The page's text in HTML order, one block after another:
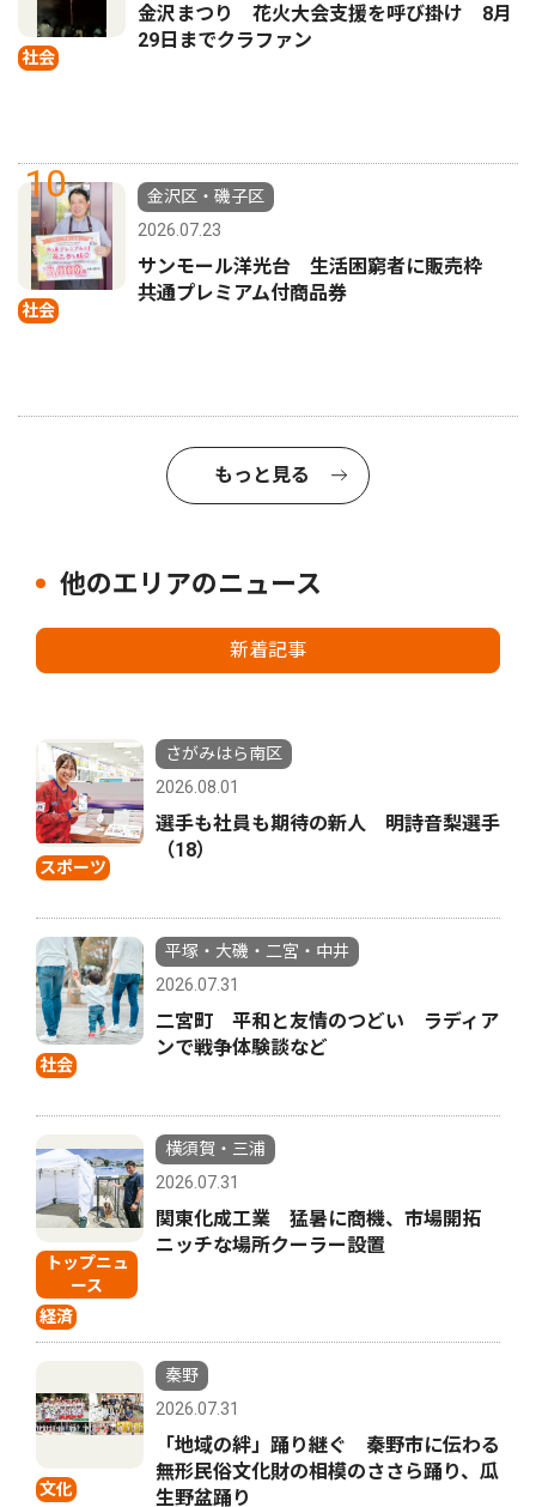
社会
金沢まつり 花火大会支援を呼び掛け 8月
29日までクラファン
10
社会
金沢区・磯子区
2026.07.23
サンモール洋光台 生活困窮者に販売枠
共通プレミアム付商品券
もっと見る
他のエリアのニュース
新着記事
スポーツ
さがみはら南区
2026.08.01
選手も社員も期待の新人 明詩音梨選手
（18）
社会
平塚・大磯・二宮・中井
2026.07.31
二宮町 平和と友情のつどい ラディア
ンで戦争体験談など
トップニュ
ース
経済
横須賀・三浦
2026.07.31
関東化成工業 猛暑に商機、市場開拓
ニッチな場所クーラー設置
文化
秦野
2026.07.31
「地域の絆」踊り継ぐ 秦野市に伝わる
無形民俗文化財の相模のささら踊り、瓜
生野盆踊り